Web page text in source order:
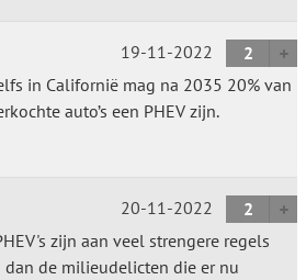
19-11-2022
2
in Californië mag na 2035 20% van
auto’s een PHEV zijn.
20-11-2022
2
zijn aan veel strengere regels
dan de milieudelicten die er nu